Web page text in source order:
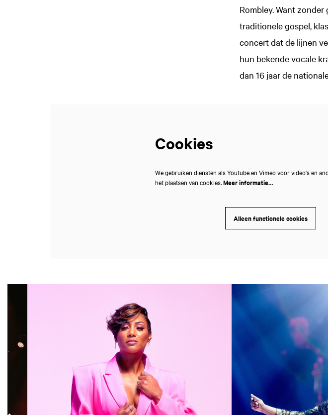
Rombley. Want
traditionele gospel,
concert dat de lijnen
hun bekende vocale
dan 16 jaar de
Cookies
We gebruiken diensten als Youtube en Vimeo voor video's en
het plaatsen van cookies.Meer informatie…
Alleen functionele cookies